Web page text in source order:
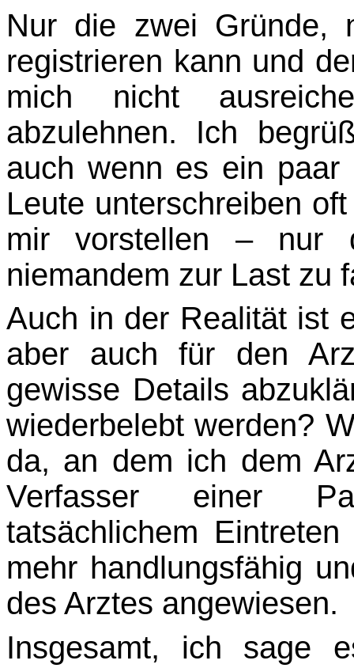
Nur die zwei Gründe,
registrieren kann und
mich nicht
abzulehnen. Ich
auch wenn es ein paar
Leute unterschreiben
mir vorstellen – nur
niemandem zur Last zu
Auch in der Realität ist
aber auch für den
gewisse Details
wiederbelebt werden?
da, an dem ich dem
Verfasser einer
tatsächlichem
mehr handlungsfähig
des Arztes an­gewiesen.
Insgesamt, ich sage